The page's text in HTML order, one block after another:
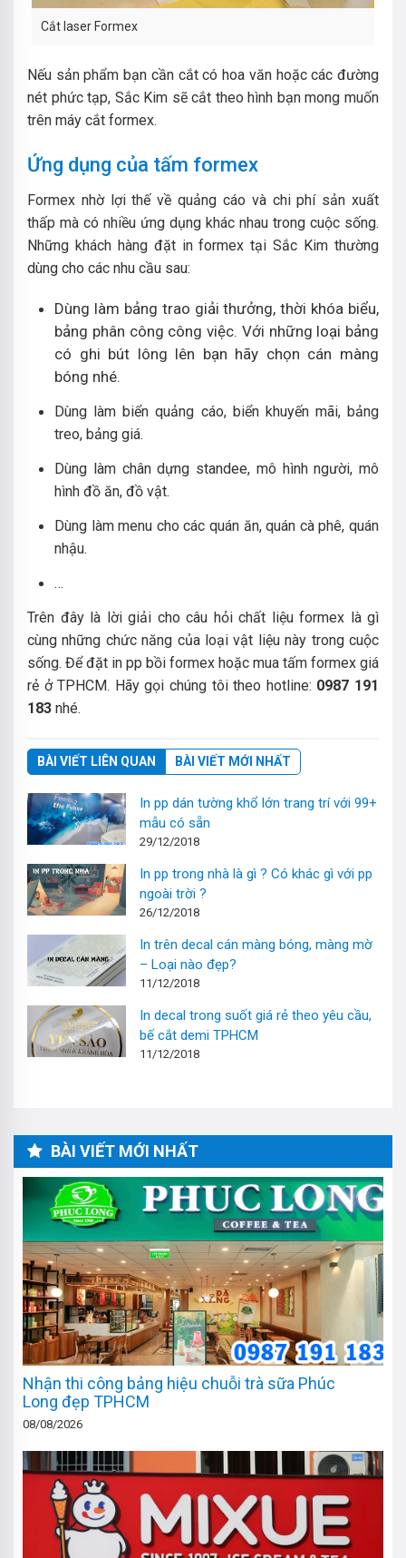
Cắt laser Formex
Nếu sản phẩm bạn cần cắt có hoa văn hoặc các đường
nét phức tạp, Sắc Kim sẽ cắt theo hình bạn mong muốn
trên máy cắt formex.
Ứng dụng của tấm formex
Formex nhờ lợi thế về quảng cáo và chi phí sản xuất
thấp mà có nhiều ứng dụng khác nhau trong cuộc sống.
Những khách hàng đặt in formex tại Sắc Kim thường
dùng cho các nhu cầu sau:
Dùng làm bảng trao giải thưởng, thời khóa biểu,
bảng phân công công việc. Với những loại bảng
có ghi bút lông lên bạn hãy chọn cán màng
bóng nhé.
Dùng làm biển quảng cáo, biển khuyến mãi, bảng
treo, bảng giá.
Dùng làm chân dựng standee, mô hình người, mô
hình đồ ăn, đồ vật.
Dùng làm menu cho các quán ăn, quán cà phê, quán
nhậu.
…
Trên đây là lời giải cho câu hỏi chất liệu formex là gì
cùng những chức năng của loại vật liệu này trong cuộc
sống. Để đặt in pp bồi formex hoặc mua tấm formex giá
rẻ ở TPHCM. Hãy gọi chúng tôi theo hotline: 0987 191
183 nhé.
BÀI VIẾT LIÊN QUAN BÀI VIẾT MỚI NHẤT
In pp dán tường khổ lớn trang trí với 99+
mẫu có sẵn
29/12/2018
In pp trong nhà là gì ? Có khác gì với pp
ngoài trời ?
26/12/2018
In trên decal cán màng bóng, màng mờ
– Loại nào đẹp?
11/12/2018
In decal trong suốt giá rẻ theo yêu cầu,
bế cắt demi TPHCM
11/12/2018
BÀI VIẾT MỚI NHẤT
Nhận thi công bảng hiệu chuỗi trà sữa Phúc
Long đẹp TPHCM
08/08/2026